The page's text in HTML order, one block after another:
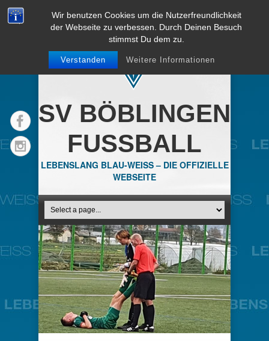
Wir benutzen Cookies um die Nutzerfreundlichkeit
der Webseite zu verbessen. Durch Deinen Besuch
stimmst Du dem zu.
Verstanden Weitere Informationen
SV BÖBLINGEN
FUSSBALL
LEBENSLANG BLAU-WEISS – DIE OFFIZIELLE
WEBSEITE